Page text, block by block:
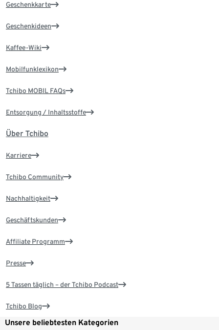
Geschenkkarte
Geschenkideen
Kaffee-Wiki
Mobilfunklexikon
Tchibo MOBIL FAQs
Entsorgung / Inhaltsstoffe
Über Tchibo
Karriere
Tchibo Community
Nachhaltigkeit
Geschäftskunden
Affiliate Programm
Presse
5 Tassen täglich – der Tchibo Podcast
Tchibo Blog
Unsere beliebtesten Kategorien